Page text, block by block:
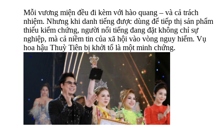
Mỗi vương miện đều đi kèm với hào quang – và cả trách
nhiệm. Nhưng khi danh tiếng được dùng để tiếp thị sản phẩm
thiếu kiểm chứng, người nổi tiếng đang đặt không chỉ sự
nghiệp, mà cả niềm tin của xã hội vào vòng nguy hiểm. Vụ
hoa hậu Thuỳ Tiên bị khởi tố là một minh chứng.